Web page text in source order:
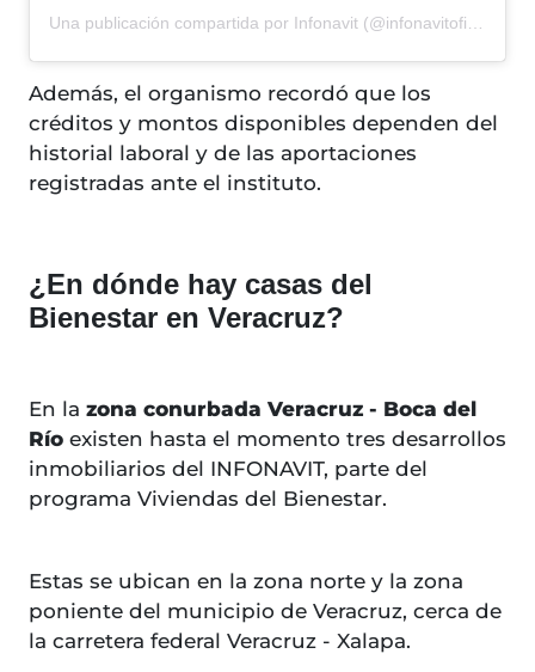
Además, el organismo recordó que los
créditos y montos disponibles dependen del
historial laboral y de las aportaciones
registradas ante el instituto.
¿En dónde hay casas del
Bienestar en Veracruz?
En la zona conurbada Veracruz - Boca del
Río existen hasta el momento tres desarrollos
inmobiliarios del INFONAVIT, parte del
programa Viviendas del Bienestar.
Estas se ubican en la zona norte y la zona
poniente del municipio de Veracruz, cerca de
la carretera federal Veracruz - Xalapa.